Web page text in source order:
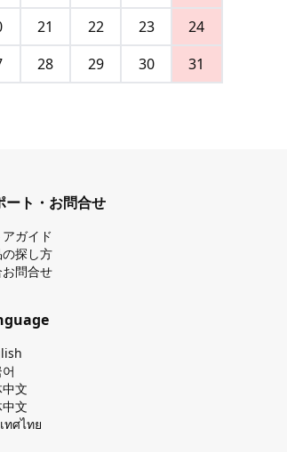
21 22 23
24
28 29 30 31
ート・お問合せ
アガイド
探し⽅
問合せ
文
文
ทศไทย